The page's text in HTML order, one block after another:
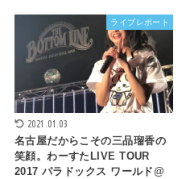
ライブレポート
2021.01.03
名古屋だからこその三品瑠香の
笑顔。わーすたLIVE TOUR
2017 パラドックス ワールド@